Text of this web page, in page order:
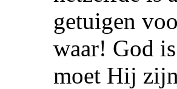
getuigen
waar! God
moet Hij